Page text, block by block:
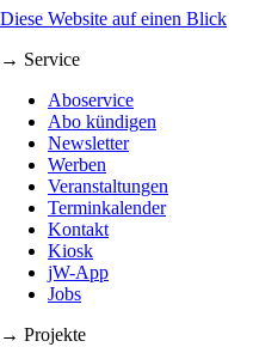
Diese Website auf einen Blick
→ Service
Aboservice
Abo kündigen
Newsletter
Werben
Veranstaltungen
Terminkalender
Kontakt
Kiosk
jW-App
Jobs
→ Projekte